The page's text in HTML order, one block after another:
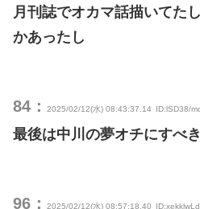
月刊誌でオカマ話描いてた
かあったし
84： 2025/02/12(水) 08:43:37.14 ID:lSD38/
最後は中川の夢オチにすべ
96： 2025/02/12(水) 08:57:18.40